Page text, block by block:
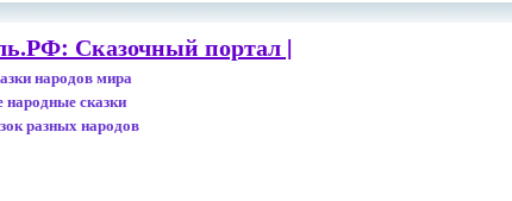
Сказочный портал |
народов мира
народные сказки
разных народов